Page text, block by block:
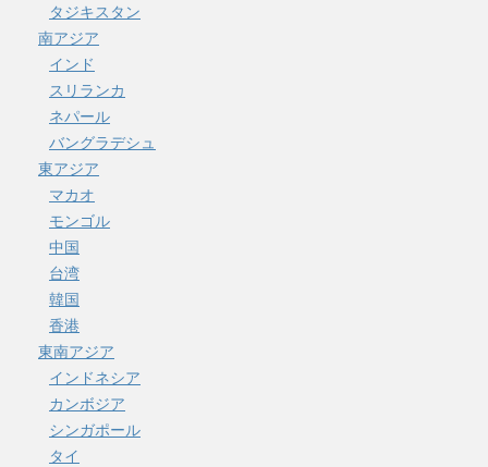
タジキスタン
南アジア
インド
スリランカ
ネパール
バングラデシュ
東アジア
マカオ
モンゴル
中国
台湾
韓国
香港
東南アジア
インドネシア
カンボジア
シンガポール
タイ